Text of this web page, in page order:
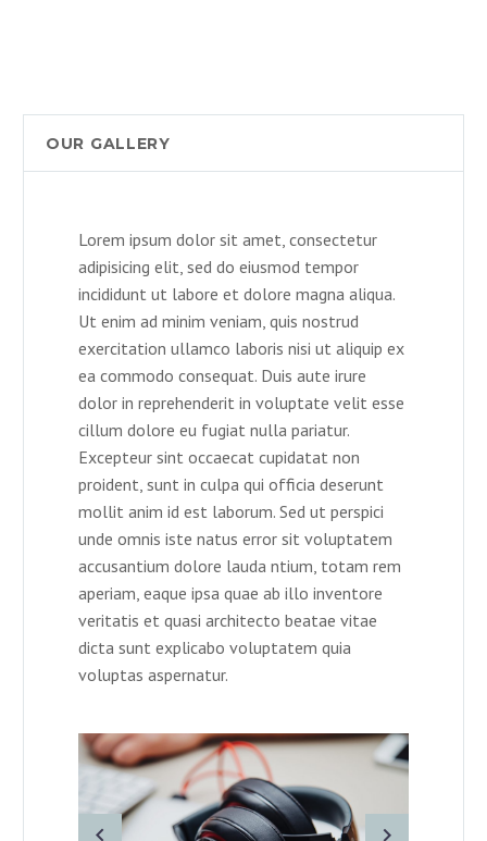
OUR GALLERY
Lorem ipsum dolor sit amet, consectetur
adipisicing elit, sed do eiusmod tempor
incididunt ut labore et dolore magna aliqua.
Ut enim ad minim veniam, quis nostrud
exercitation ullamco laboris nisi ut aliquip ex
ea commodo consequat. Duis aute irure
dolor in reprehenderit in voluptate velit esse
cillum dolore eu fugiat nulla pariatur.
Excepteur sint occaecat cupidatat non
proident, sunt in culpa qui officia deserunt
mollit anim id est laborum. Sed ut perspici
unde omnis iste natus error sit voluptatem
accusantium dolore lauda ntium, totam rem
aperiam, eaque ipsa quae ab illo inventore
veritatis et quasi architecto beatae vitae
dicta sunt explicabo voluptatem quia
voluptas aspernatur.